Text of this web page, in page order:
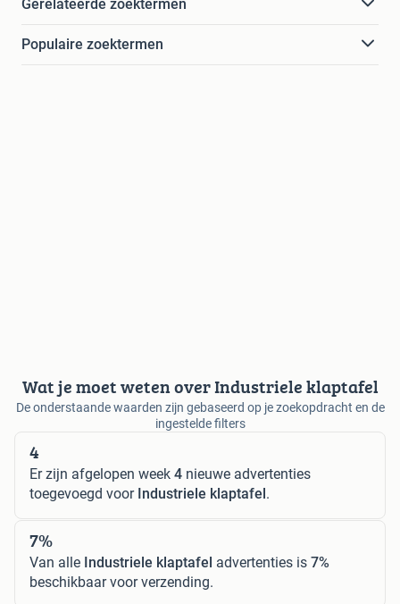
Gerelateerde zoektermen
Populaire zoektermen
Wat je moet weten over Industriele klaptafel
De onderstaande waarden zijn gebaseerd op je zoekopdracht en de
ingestelde filters
4
Er zijn afgelopen week 4 nieuwe advertenties
toegevoegd voor Industriele klaptafel.
7%
Van alle Industriele klaptafel advertenties is 7%
beschikbaar voor verzending.